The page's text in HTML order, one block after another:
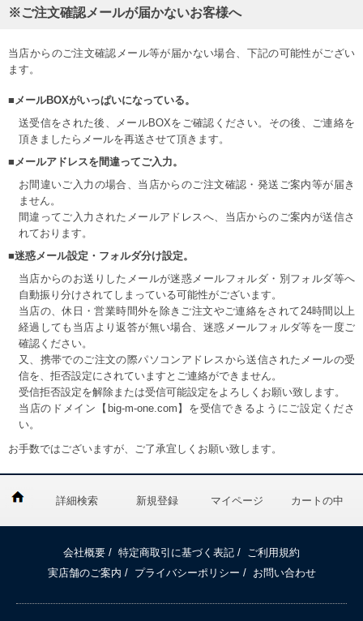
※ご注文確認メールが届かないお客様へ
当店からのご注文確認メール等が届かない場合、下記の可能性がござい
ます。
■メールBOXがいっぱいになっている。
送受信をされた後、メールBOXをご確認ください。その後、ご連絡を
頂きましたらメールを再送させて頂きます。
■メールアドレスを間違ってご入力。
お間違いご入力の場合、当店からのご注文確認・発送ご案内等が届き
ません。
間違ってご入力されたメールアドレスへ、当店からのご案内が送信さ
れております。
■迷惑メール設定・フォルダ分け設定。
当店からのお送りしたメールが迷惑メールフォルダ・別フォルダ等へ
自動振り分けされてしまっている可能性がございます。
当店の、休日・営業時間外を除きご注文やご連絡をされて24時間以上
経過しても当店より返答が無い場合、迷惑メールフォルダ等を一度ご
確認ください。
又、携帯でのご注文の際パソコンアドレスから送信されたメールの受
信を、拒否設定にされていますとご連絡ができません。
受信拒否設定を解除または受信可能設定をよろしくお願い致します。
当店のドメイン【big-m-one.com】を受信できるようにご設定くださ
い。
お手数ではございますが、ご了承宜しくお願い致します。
詳細検索 新規登録 マイページ カートの中
会社概要 / 特定商取引に基づく表記 / ご利用規約
実店舗のご案内 / プライバシーポリシー / お問い合わせ